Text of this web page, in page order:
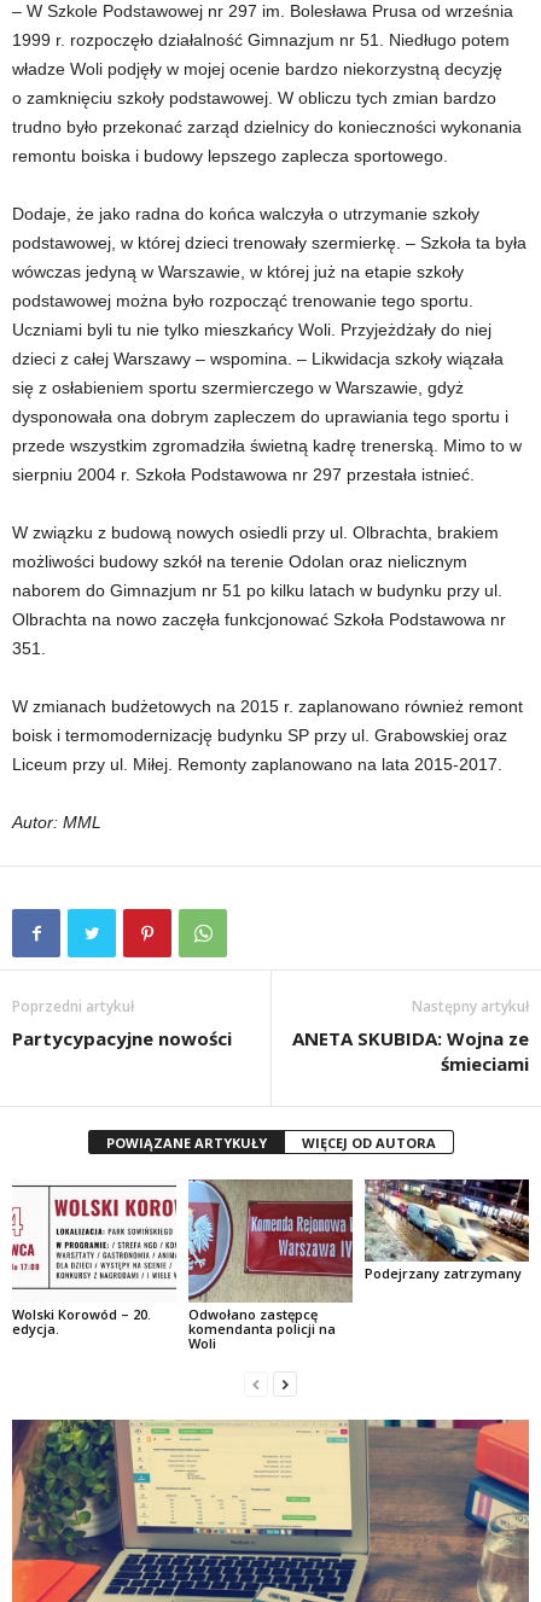
– W Szkole Podstawowej nr 297 im. Bolesława Prusa od września
1999 r. rozpoczęło działalność Gimnazjum nr 51. Niedługo potem
władze Woli podjęły w mojej ocenie bardzo niekorzystną decyzję
o zamknięciu szkoły podstawowej. W obliczu tych zmian bardzo
trudno było przekonać zarząd dzielnicy do konieczności wykonania
remontu boiska i budowy lepszego zaplecza sportowego.
Dodaje, że jako radna do końca walczyła o utrzymanie szkoły
podstawowej, w której dzieci trenowały szermierkę. – Szkoła ta była
wówczas jedyną w Warszawie, w której już na etapie szkoły
podstawowej można było rozpocząć trenowanie tego sportu.
Uczniami byli tu nie tylko mieszkańcy Woli. Przyjeżdżały do niej
dzieci z całej Warszawy – wspomina. – Likwidacja szkoły wiązała
się z osłabieniem sportu szermierczego w Warszawie, gdyż
dysponowała ona dobrym zapleczem do uprawiania tego sportu i
przede wszystkim zgromadziła świetną kadrę trenerską. Mimo to w
sierpniu 2004 r. Szkoła Podstawowa nr 297 przestała istnieć.
W związku z budową nowych osiedli przy ul. Olbrachta, brakiem
możliwości budowy szkół na terenie Odolan oraz nielicznym
naborem do Gimnazjum nr 51 po kilku latach w budynku przy ul.
Olbrachta na nowo zaczęła funkcjonować Szkoła Podstawowa nr
351.
W zmianach budżetowych na 2015 r. zaplanowano również remont
boisk i termomodernizację budynku SP przy ul. Grabowskiej oraz
Liceum przy ul. Miłej. Remonty zaplanowano na lata 2015-2017.
Autor: MML
Poprzedni artykuł
Partycypacyjne nowości
Następny artykuł
ANETA SKUBIDA: Wojna ze
śmieciami
POWIĄZANE ARTYKUŁY WIĘCEJ OD AUTORA
Wolski Korowód – 20.
edycja.
Odwołano zastępcę
komendanta policji na
Woli
Podejrzany zatrzymany